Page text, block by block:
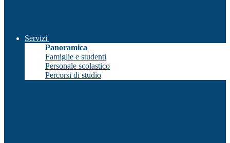
Servizi
Panoramica
Famiglie e studenti
Personale scolastico
Percorsi di studio